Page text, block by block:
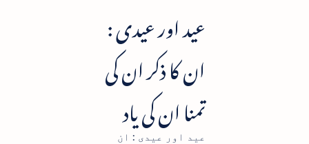
عید اور عیدی :
ان کا ذکر ان کی
تمنا ان کی یاد
عید اور عیدی : ان